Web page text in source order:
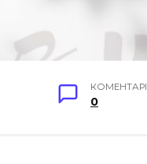
КОМЕНТАРІ
0